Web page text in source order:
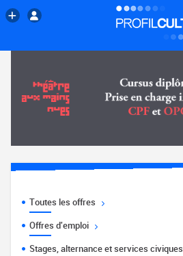
Toutes les offres
Offres d'emploi
Stages, alternance et services civiques